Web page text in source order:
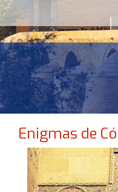
Enigmas de